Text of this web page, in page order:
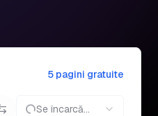
5 pagini gratuite
Se încarcă...